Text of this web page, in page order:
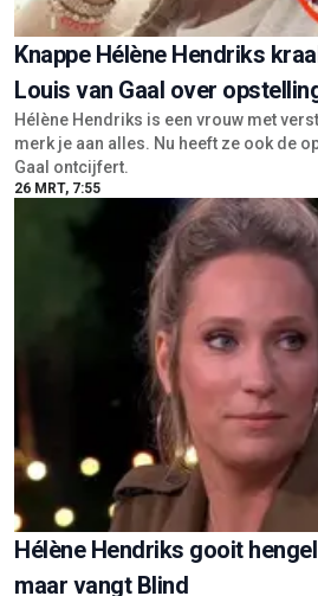
Knappe Hélène Hendriks
Louis van Gaal over
Hélène Hendriks is een vrouw met
merk je aan alles. Nu heeft ze ook de
Gaal ontcijfert.
26 MRT, 7:55
Hélène Hendriks gooit
maar vangt Blind